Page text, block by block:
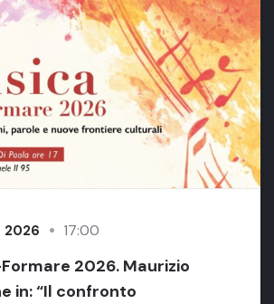
2026 17:00
2026. Maurizio
in: “Il confronto